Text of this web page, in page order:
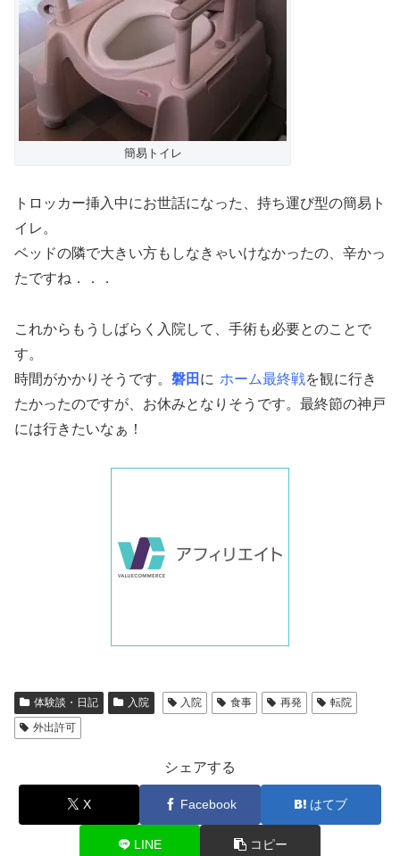
簡易トイレ
トロッカー挿入中にお世話になった、持ち運び型の簡易ト
イレ。
ベッドの隣で大きい方もしなきゃいけなかったの、辛かっ
たですね．．．
これからもうしばらく入院して、手術も必要とのことで
す。
時間がかかりそうです。 磐田 に ホーム最終戦を観に行き
たかったのですが、お休みとなりそうです。最終節の神戸
には行きたいなぁ！
体験談・日記 入院 入院 食事 再発
転院
外出許可
シェアする
X Facebook はてブ
LINE コピー